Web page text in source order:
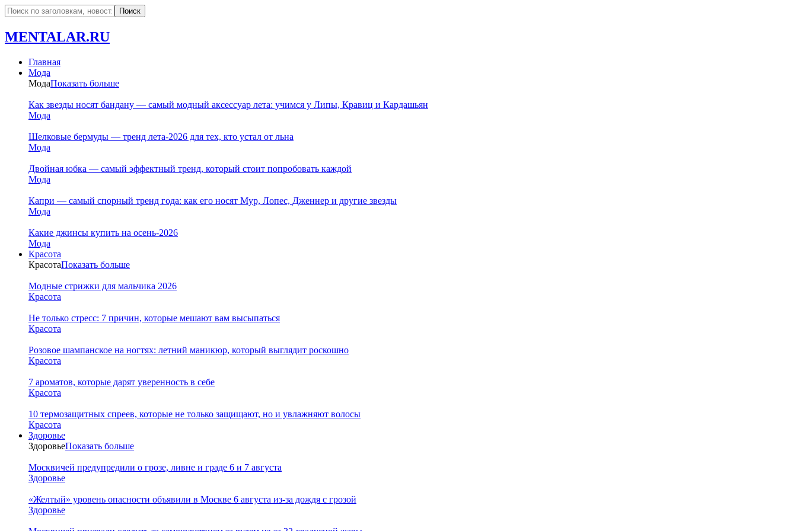
MENTALAR.RU
Главная
Мода
МодаПоказать больше
Как звезды носят бандану — самый модный аксессуар лета: учимся у Липы, Кравиц и Кардашьян
Мода
Шелковые бермуды — тренд лета-2026 для тех, кто устал от льна
Мода
Двойная юбка — самый эффектный тренд, который стоит попробовать каждой
Мода
Капри — самый спорный тренд года: как его носят Мур, Лопес, Дженнер и другие звезды
Мода
Какие джинсы купить на осень-2026
Мода
Красота
КрасотаПоказать больше
Модные стрижки для мальчика 2026
Красота
Не только стресс: 7 причин, которые мешают вам высыпаться
Красота
Розовое шампанское на ногтях: летний маникюр, который выглядит роскошно
Красота
7 ароматов, которые дарят уверенность в себе
Красота
10 термозащитных спреев, которые не только защищают, но и увлажняют волосы
Красота
Здоровье
ЗдоровьеПоказать больше
Москвичей предупредили о грозе, ливне и граде 6 и 7 августа
Здоровье
«Желтый» уровень опасности объявили в Москве 6 августа из-за дождя с грозой
Здоровье